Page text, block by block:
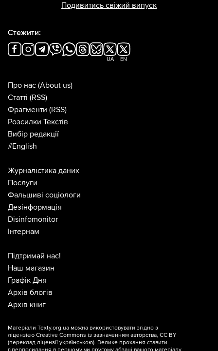
Подивитись свіжий випуск
Стежити:
UA EN
Про нас (About us)
Статті (RSS)
Фрагменти (RSS)
Розсилки Текстів
Вибір редакції
#English
Журналістика даних
Послуги
Фальшиві соціологи
Дезінформація
Disinfomonitor
Інтернам
Підтримай нас!
Наш магазин
Графік Дня
Архів блогів
Архів книг
Матеріали Texty.org.ua можна використовувати згідно з
ліцензією Creative Commons із зазначенням авторства, CC BY
(переклад ліцензії українською). Велике прохання ставити